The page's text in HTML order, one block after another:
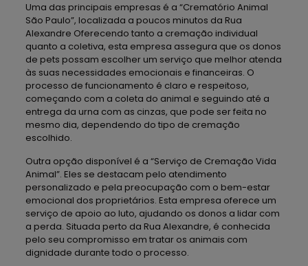
Uma das principais empresas é a “Crematório Animal
São Paulo”, localizada a poucos minutos da Rua
Alexandre Oferecendo tanto a cremação individual
quanto a coletiva, esta empresa assegura que os donos
de pets possam escolher um serviço que melhor atenda
às suas necessidades emocionais e financeiras. O
processo de funcionamento é claro e respeitoso,
começando com a coleta do animal e seguindo até a
entrega da urna com as cinzas, que pode ser feita no
mesmo dia, dependendo do tipo de cremação
escolhido.
Outra opção disponível é a “Serviço de Cremação Vida
Animal”. Eles se destacam pelo atendimento
personalizado e pela preocupação com o bem-estar
emocional dos proprietários. Esta empresa oferece um
serviço de apoio ao luto, ajudando os donos a lidar com
a perda. Situada perto da Rua Alexandre, é conhecida
pelo seu compromisso em tratar os animais com
dignidade durante todo o processo.